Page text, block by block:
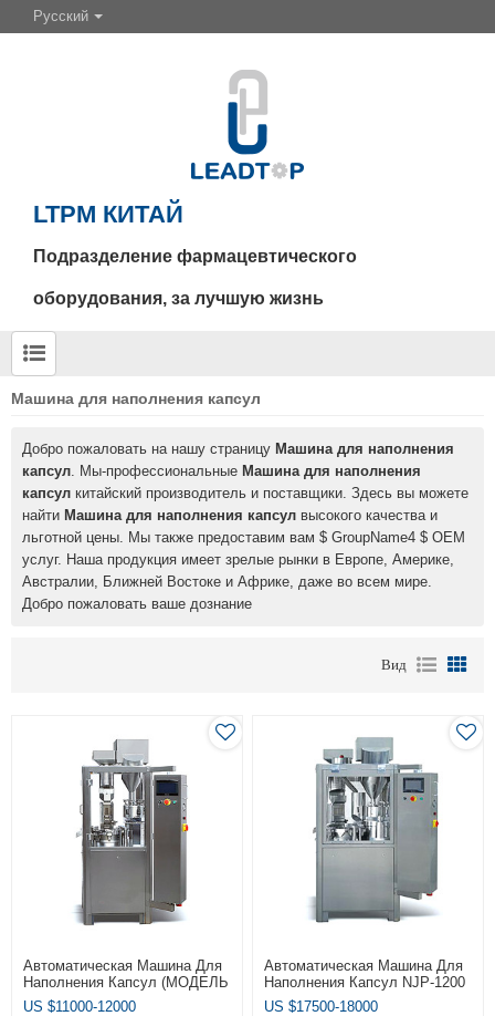
Русский
LTPM КИТАЙ
Подразделение фармацевтического
оборудования, за лучшую жизнь
Машина для наполнения капсул
Добро пожаловать на нашу страницу Машина для наполнения
капсул. Мы-профессиональные Машина для наполнения
капсул китайский производитель и поставщики. Здесь вы можете
найти Машина для наполнения капсул высокого качества и
льготной цены. Мы также предоставим вам $ GroupName4 $ OEM
услуг. Наша продукция имеет зрелые рынки в Европе, Америке,
Австралии, Ближней Востоке и Африке, даже во всем мире.
Добро пожаловать ваше дознание
Вид
Автоматическая Машина Для
Наполнения Капсул (МОДЕЛЬ
NJP-200)
US $11000-12000
Автоматическая Машина Для
Наполнения Капсул NJP-1200
Pharma
US $17500-18000